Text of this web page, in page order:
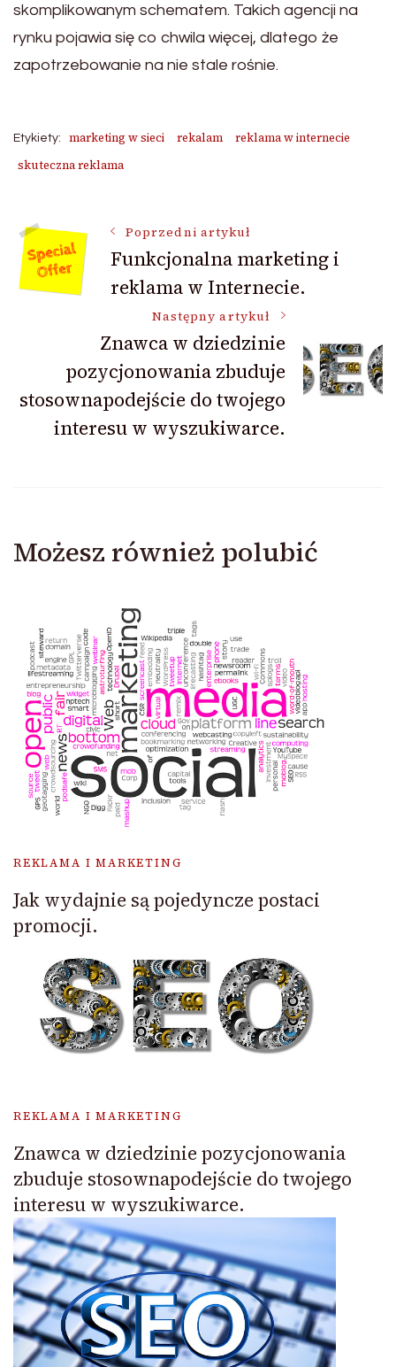
skomplikowanym schematem. Takich agencji na
rynku pojawia się co chwila więcej, dlatego że
zapotrzebowanie na nie stale rośnie.
Etykiety: marketing w sieci rekalam
reklama w internecie
skuteczna reklama
Nawigacja
wpisu
Poprzedni artykuł
Funkcjonalna marketing i
reklama w Internecie.
Następny artykuł
Znawca w dziedzinie
pozycjonowania zbuduje
stosownapodejście do twojego
interesu w wyszukiwarce.
Możesz również polubić
REKLAMA I MARKETING
Jak wydajnie są pojedyncze postaci
promocji.
REKLAMA I MARKETING
Znawca w dziedzinie pozycjonowania
zbuduje stosownapodejście do twojego
interesu w wyszukiwarce.